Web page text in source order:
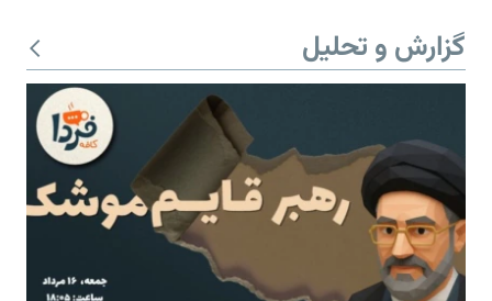
گزارش و تحلیل